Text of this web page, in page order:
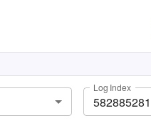
Log Index